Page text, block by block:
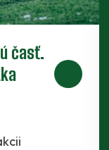
časť.